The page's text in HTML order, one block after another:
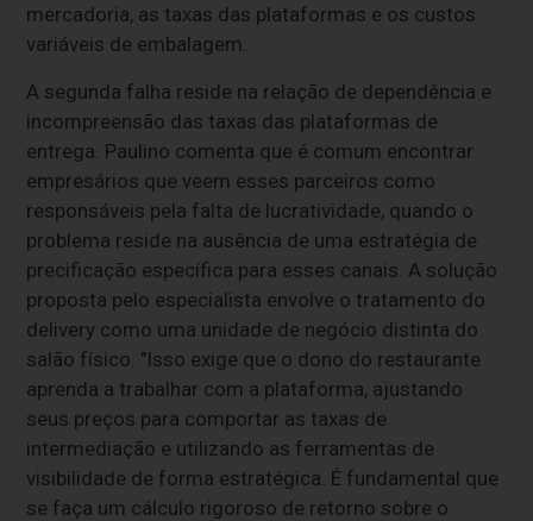
mercadoria, as taxas das plataformas e os custos
variáveis de embalagem.
A segunda falha reside na relação de dependência e
incompreensão das taxas das plataformas de
entrega. Paulino comenta que é comum encontrar
empresários que veem esses parceiros como
responsáveis pela falta de lucratividade, quando o
problema reside na ausência de uma estratégia de
precificação específica para esses canais. A solução
proposta pelo especialista envolve o tratamento do
delivery como uma unidade de negócio distinta do
salão físico. "Isso exige que o dono do restaurante
aprenda a trabalhar com a plataforma, ajustando
seus preços para comportar as taxas de
intermediação e utilizando as ferramentas de
visibilidade de forma estratégica. É fundamental que
se faça um cálculo rigoroso de retorno sobre o